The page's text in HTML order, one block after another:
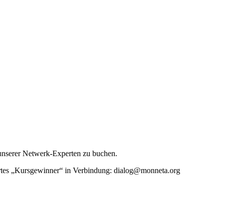
Netwerk-Experten zu buchen.
„Kursgewinner“ in Verbindung: dialog@monneta.org